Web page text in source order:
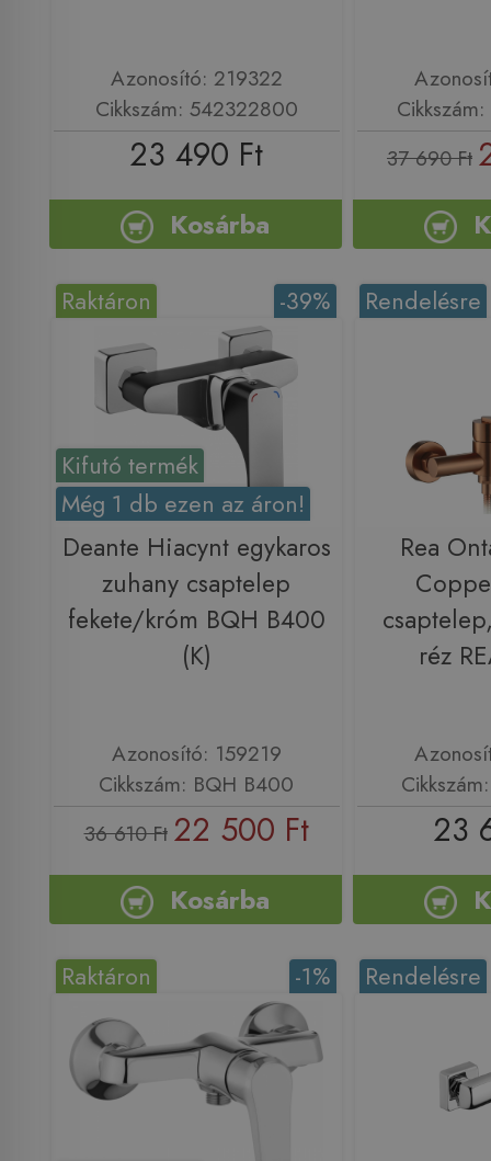
Azonosító: 219322
Cikkszám: 542322800
23 490 Ft
Kosárba
37 690 Ft
Kifutó termék
Még 1 db ezen az áron!
-39%
Raktáron
Deante Hiacynt egykaros
zuhany csaptelep
fekete/króm BQH B400
(K)
Azonosító: 159219
Cikkszám: BQH B400
36 610 Ft 22 500 Ft
Kosárba
Rendelésre
Rea
réz
23
-1%
Raktáron Rendelésre